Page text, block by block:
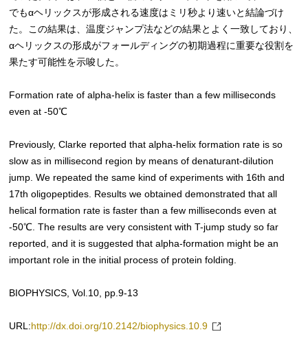
でもαヘリックスが形成される速度はミリ秒より速いと結論づけ
た。この結果は、温度ジャンプ法などの結果とよく一致しており、
αヘリックスの形成がフォールディングの初期過程に重要な役割を
果たす可能性を示唆した。
Formation rate of alpha-helix is faster than a few milliseconds
even at -50℃
Previously, Clarke reported that alpha-helix formation rate is so
slow as in millisecond region by means of denaturant-dilution
jump. We repeated the same kind of experiments with 16th and
17th oligopeptides. Results we obtained demonstrated that all
helical formation rate is faster than a few milliseconds even at
-50℃. The results are very consistent with T-jump study so far
reported, and it is suggested that alpha-formation might be an
important role in the initial process of protein folding.
BIOPHYSICS, Vol.10, pp.9-13
URL: http://dx.doi.org/10.2142/biophysics.10.9